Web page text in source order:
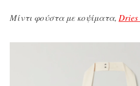
Μίντι φούστα με κοψίματα, Dries